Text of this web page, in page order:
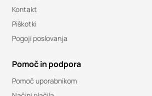
Kontakt
Piškotki
Pogoji poslovanja
Pomoč in podpora
Pomoč uporabnikom